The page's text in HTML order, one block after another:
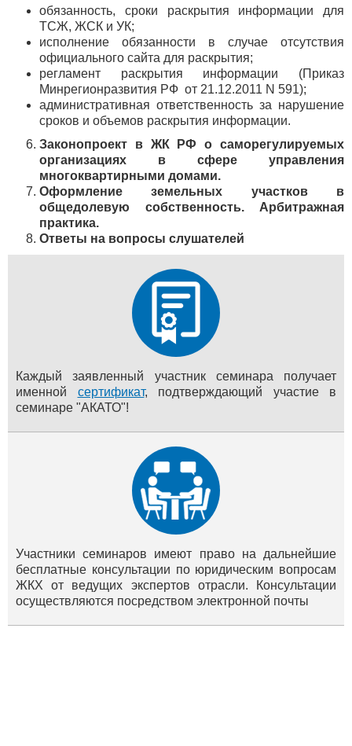
обязанность, сроки раскрытия информации для
ТСЖ, ЖСК и УК;
исполнение обязанности в случае отсутствия
официального сайта для раскрытия;
регламент раскрытия информации (Приказ
Минрегионразвития РФ от 21.12.2011 N 591);
административная ответственность за нарушение
сроков и объемов раскрытия информации.
Законопроект в ЖК РФ о саморегулируемых
организациях в сфере управления
многоквартирными домами.
Оформление земельных участков в
общедолевую собственность. Арбитражная
практика.
Ответы на вопросы слушателей
Каждый заявленный участник семинара получает
именной сертификат, подтверждающий участие в
семинаре "АКАТО"!
Участники семинаров имеют право на дальнейшие
бесплатные консультации по юридическим вопросам
ЖКХ от ведущих экспертов отрасли. Консультации
осуществляются посредством электронной почты